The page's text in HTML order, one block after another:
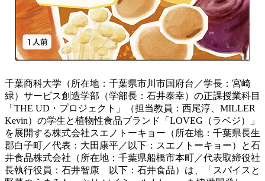
千葉商科大学（所在地：千葉県市川市国府台／学長：宮崎
緑）サービス創造学部（学部長：石井泰幸）の正課授業科目
「THE UD・プロジェクト」（担当教員：西尾淳、MILLER
Kevin）の学生と植物性食品ブランド「LOVEG（ラベジ）」
を展開する株式会社スエノトーキョー（所在地：千葉県長生
郡白子町／代表：大田康平／以下：スエノトーキョー）と石
井食品株式会社（所在地：千葉県船橋市本町／代表取締役社
長執行役員：石井智康 以下：石井食品）は、「スパイスと